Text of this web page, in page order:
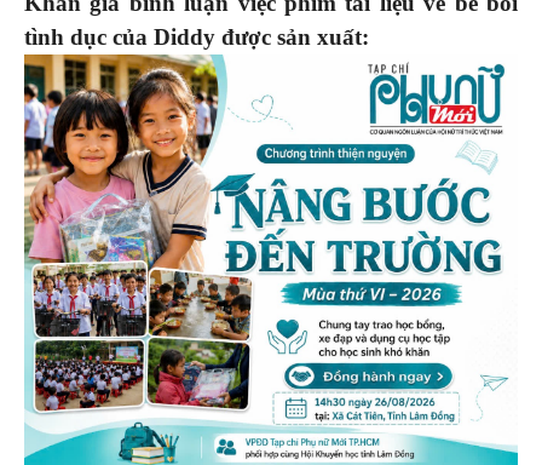
tình dục của Diddy được sản xuất: